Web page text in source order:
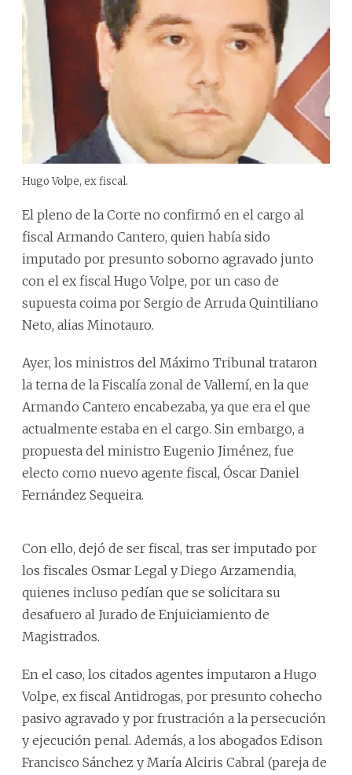
Hugo Volpe, ex fiscal.
El pleno de la Corte no confirmó en el cargo al
fiscal Armando Cantero, quien había sido
imputado por presunto soborno agravado junto
con el ex fiscal Hugo Volpe, por un caso de
supuesta coima por Sergio de Arruda Quintiliano
Neto, alias Minotauro.
Ayer, los ministros del Máximo Tribunal trataron
la terna de la Fiscalía zonal de Vallemí, en la que
Armando Cantero encabezaba, ya que era el que
actualmente estaba en el cargo. Sin embargo, a
propuesta del ministro Eugenio Jiménez, fue
electo como nuevo agente fiscal, Óscar Daniel
Fernández Sequeira.
Con ello, dejó de ser fiscal, tras ser imputado por
los fiscales Osmar Legal y Diego Arzamendia,
quienes incluso pedían que se solicitara su
desafuero al Jurado de Enjuiciamiento de
Magistrados.
En el caso, los citados agentes imputaron a Hugo
Volpe, ex fiscal Antidrogas, por presunto cohecho
pasivo agravado y por frustración a la persecución
y ejecución penal. Además, a los abogados Edison
Francisco Sánchez y María Alciris Cabral (pareja de